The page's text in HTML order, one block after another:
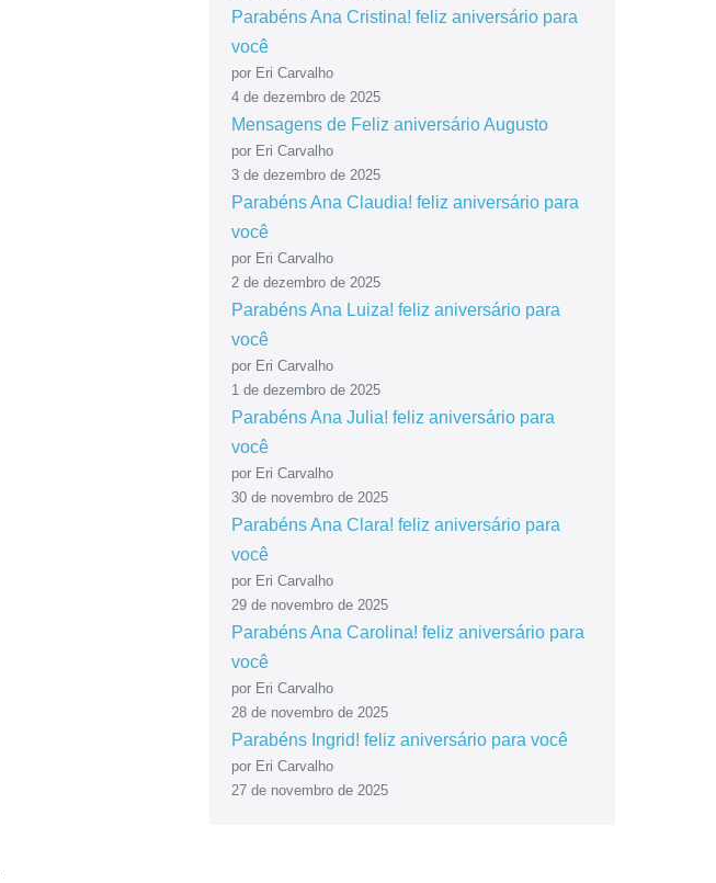
Parabéns Ana Cristina! feliz aniversário para
você
por Eri Carvalho
4 de dezembro de 2025
Mensagens de Feliz aniversário Augusto
por Eri Carvalho
3 de dezembro de 2025
Parabéns Ana Claudia! feliz aniversário para
você
por Eri Carvalho
2 de dezembro de 2025
Parabéns Ana Luiza! feliz aniversário para
você
por Eri Carvalho
1 de dezembro de 2025
Parabéns Ana Julia! feliz aniversário para
você
por Eri Carvalho
30 de novembro de 2025
Parabéns Ana Clara! feliz aniversário para
você
por Eri Carvalho
29 de novembro de 2025
Parabéns Ana Carolina! feliz aniversário para
você
por Eri Carvalho
28 de novembro de 2025
Parabéns Ingrid! feliz aniversário para você
por Eri Carvalho
27 de novembro de 2025